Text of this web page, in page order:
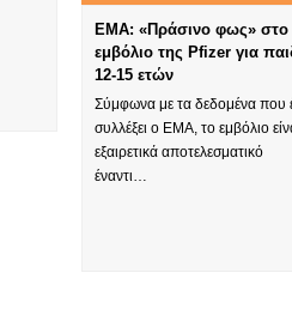
EMA: «Πράσινο φως» στο
εμβόλιο της Pfizer για
12-15 ετών
Σύμφωνα με τα δεδομένα που
συλλέξει ο EMA, το εμβόλιο
εξαιρετικά αποτελεσματικό
έναντι…